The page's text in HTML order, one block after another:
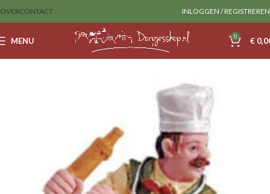
OVERCONTACT INLOGGEN / REGISTREREN
MENU 0 €